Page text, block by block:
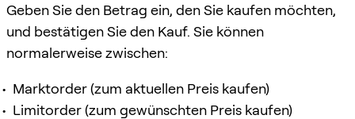
Geben Sie den Betrag ein, den Sie kaufen möchten,
und bestätigen Sie den Kauf. Sie können
normalerweise zwischen:
Marktorder (zum aktuellen Preis kaufen)
Limitorder (zum gewünschten Preis kaufen)